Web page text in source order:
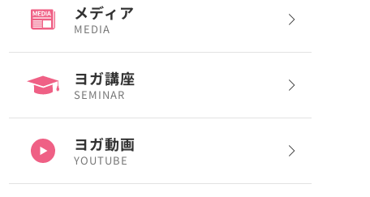
メディア
MEDIA
ヨガ講座
SEMINAR
ヨガ動画
YOUTUBE